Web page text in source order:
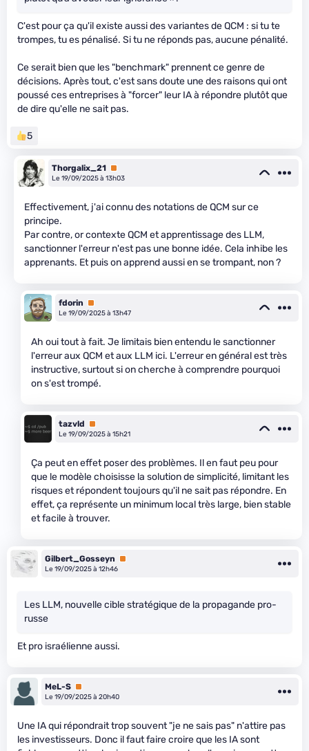
C'est pour ça qu'il existe aussi des variantes de QCM : si tu te
trompes, tu es pénalisé. Si tu ne réponds pas, aucune pénalité.
Ce serait bien que les "benchmark" prennent ce genre de
décisions. Après tout, c'est sans doute une des raisons qui ont
poussé ces entreprises à "forcer" leur IA à répondre plutôt que
de dire qu'elle ne sait pas.
5
Thorgalix_21 Premium
Le 19/09/2025 à 13h03
Effectivement, j'ai connu des notations de QCM sur ce
principe.
Par contre, or contexte QCM et apprentissage des LLM,
sanctionner l'erreur n'est pas une bonne idée. Cela inhibe les
apprenants. Et puis on apprend aussi en se trompant, non ?
fdorin
Premium
Le 19/09/2025 à 13h47
Ah oui tout à fait. Je limitais bien entendu le sanctionner
l'erreur aux QCM et aux LLM ici. L'erreur en général est très
instructive, surtout si on cherche à comprendre pourquoi
on s'est trompé.
tazvld
Premium
Le 19/09/2025 à 15h21
Ça peut en effet poser des problèmes. Il en faut peu pour
que le modèle choisisse la solution de simplicité, limitant les
risques et répondent toujours qu'il ne sait pas répondre. En
effet, ça représente un minimum local très large, bien stable
et facile à trouver.
Gilbert_Gosseyn
Premium
Le 19/09/2025 à 12h46
Les LLM, nouvelle cible stratégique de la propagande pro-
russe
Et pro israélienne aussi.
MeL-S Premium
Le 19/09/2025 à 20h40
Une IA qui répondrait trop souvent "je ne sais pas" n'attire pas
les investisseurs. Donc il faut faire croire que les IA sont